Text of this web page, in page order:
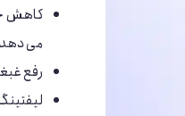
کاهش
می‌
رفع